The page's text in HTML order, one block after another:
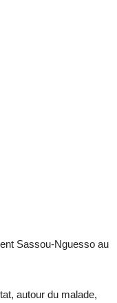
autour du malade,